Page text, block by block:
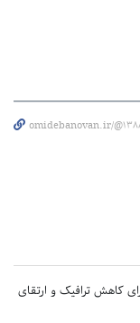
omidebanovan.ir/
کاهش ترافیک و ارتقای